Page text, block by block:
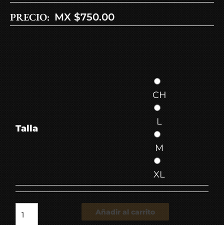
PRECIO: MX $750.00
Talla
CH
L
M
XL
Añadir al carrito